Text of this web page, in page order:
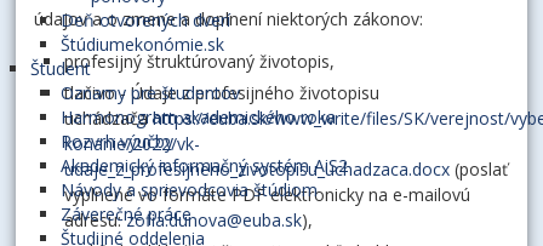
Deň otvorených dverí
Štúdiumekonómie.sk
Študent
Oznamy pre študentov
Harmonogram akademického roka
Rozvrh výučby
Akademický informačný systém AiS2
Návody a sprievodcovia štúdiom
Záverečné práce
Študijné oddelenia
údajov a o zmene a doplnení niektorých zákonov:
profesijný štruktúrovaný životopis,
tlačivo - Údaje z profesijného životopisu
uchádzačahttps://euba.sk/www_write/files/SK/verejnost/
konanie/2022/vk-
udaje_z_profesijneho_zivotopisu_uchadzaca.docx (poslať
vyplnené vo formáte PDF elektronicky na e-mailovú
adresu:zofia.dunova@euba.sk),